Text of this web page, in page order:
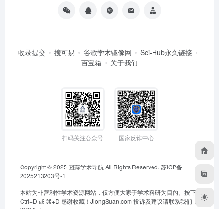
收录提交 搜可易 谷歌学术镜像网
Sci-Hub永久链接
百宝箱
关于我们
扫码关注公众号 国家反诈中心
Copyright © 2025 囧蒜学术导航All Rights Reserved. 苏ICP备
2025213203号-1
本站为非营利性学术资源网站，仅方便大家于学术科研为目的。按下
Ctrl+D 或 ⌘+D 感谢收藏！ JiongSuan.com 投诉及建议请联系我们，